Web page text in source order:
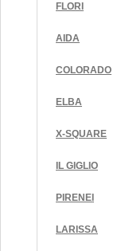
FLORI
AIDA
COLORADO
ELBA
X-SQUARE
IL GIGLIO
PIRENEI
LARISSA